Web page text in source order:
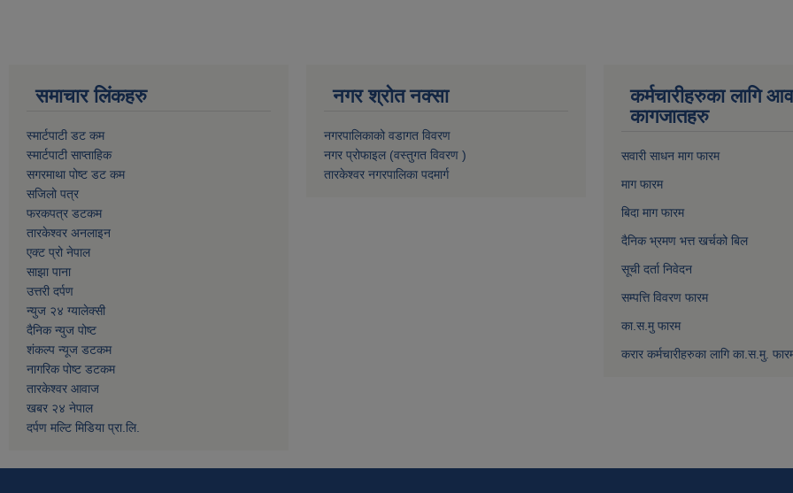
समाचार लिंकहरु
स्मार्टपाटी डट कम
स्मार्टपाटी साप्ताहिक
सगरमाथा पोष्ट डट कम
सजिलो पत्र
फरकपत्र डटकम
तारकेश्वर अनलाइन
एक्ट प्रो नेपाल
साझा पाना
उत्तरी दर्पण
न्युज २४ ग्यालेक्सी
दैनिक न्युज पोष्ट
शंकल्प न्यूज डटकम
नागरिक पोष्ट डटकम
तारकेश्वर आवाज
खबर २४ नेपाल
दर्पण मल्टि मिडिया प्रा.लि.
नगर श्रोत नक्सा
नगरपालिकाको वडागत विवरण
नगर प्रोफाइल (वस्तुगत विवरण )
तारकेश्वर नगरपालिका पदमार्ग
कर्मचारीहरुका लागि
कागजातहरु
सवारी साधन माग फारम
माग फारम
बिदा माग फारम
दैनिक भ्रमण भत्त खर्चको बिल
सूची दर्ता निवेदन
सम्पत्ति विवरण फारम
का.स.मु फारम
करार कर्मचारीहरुका लागि का.स.मु.